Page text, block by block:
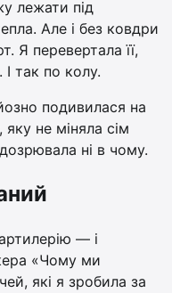
лежати під
Але і без ковдри
Я перевертала її,
так по колу.
подивилася на
не міняла сім
ні в чому.
— і
«Чому ми
які я зробила за